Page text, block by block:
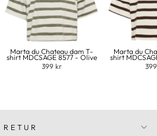
Marta du Chateau dam T-
shirt MDCSAGE 8577 - Olive
399 kr
Marta du
shirt
RETUR